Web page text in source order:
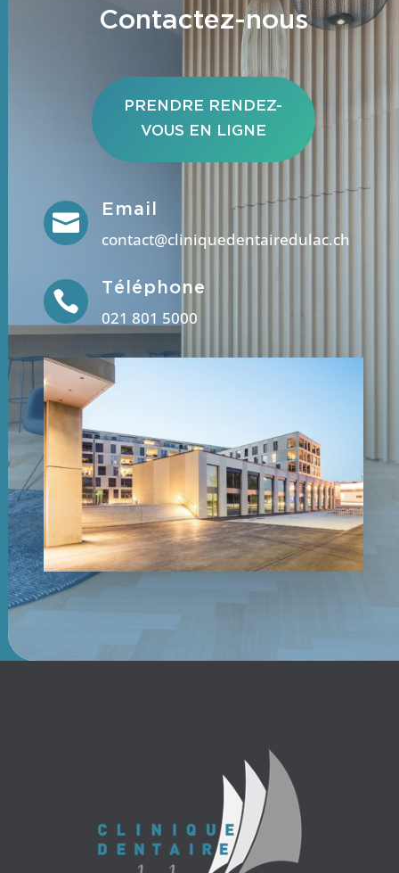
Contactez-nous
PRENDRE RENDEZ-
VOUS EN LIGNE
 Email
contact@cliniquedentairedulac.ch
 Téléphone
021 801 5000